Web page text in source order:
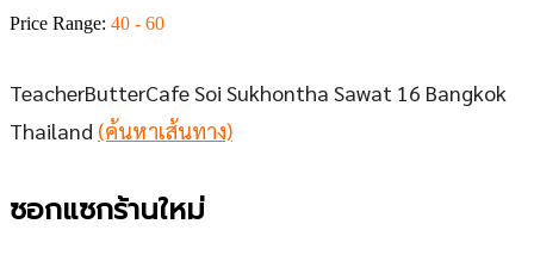
Price Range: 40 - 60
TeacherButterCafe Soi Sukhontha Sawat 16 Bangkok
Thailand (ค้นหาเส้นทาง)
ซอกแซกร้านใหม่